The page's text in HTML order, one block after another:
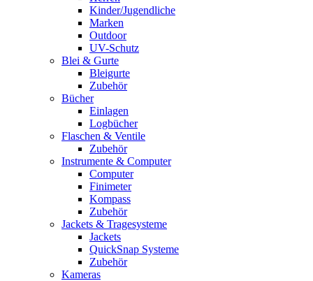
Kinder/Jugendliche
Marken
Outdoor
UV-Schutz
Blei & Gurte
Bleigurte
Zubehör
Bücher
Einlagen
Logbücher
Flaschen & Ventile
Zubehör
Instrumente & Computer
Computer
Finimeter
Kompass
Zubehör
Jackets & Tragesysteme
Jackets
QuickSnap Systeme
Zubehör
Kameras